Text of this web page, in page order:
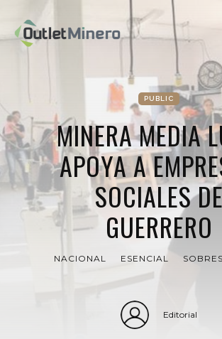
PUBLIC
MINERA MEDIA
APOYA A
SOCIALES DE
GUERRERO
NACIONAL ESENCIAL
Editorial